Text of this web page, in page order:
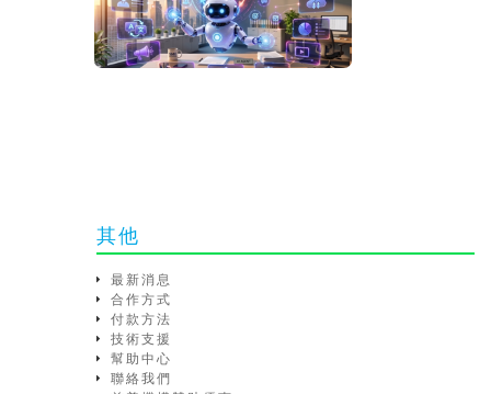
其他
最新消息
合作方式
付款方法
技術支援
幫助中心
聯絡我們